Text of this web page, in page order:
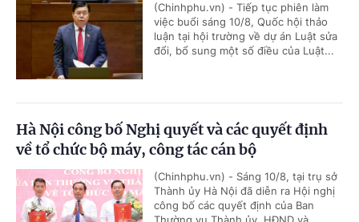
(Chinhphu.vn) - Tiếp tục phiên làm
việc buổi sáng 10/8, Quốc hội thảo
luận tại hội trường về dự án Luật sửa
đổi, bổ sung một số điều của Luật...
Hà Nội công bố Nghị quyết và các quyết định
về tổ chức bộ máy, công tác cán bộ
(Chinhphu.vn) - Sáng 10/8, tại trụ sở
Thành ủy Hà Nội đã diễn ra Hội nghị
công bố các quyết định của Ban